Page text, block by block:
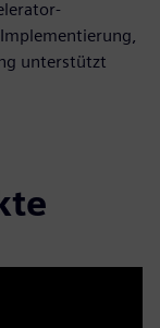
unterstützt